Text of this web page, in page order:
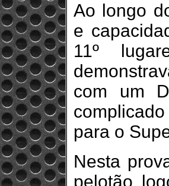
Ao longo
e
11º
com um
para o
Nesta
pelotão